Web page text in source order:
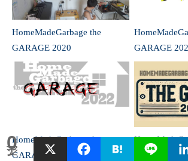
0
シェア
HomeMadeGarbage the
GARAGE 2020
GARAGE
HomeMadeGarbage the
GARAGE 2022
GARAGE